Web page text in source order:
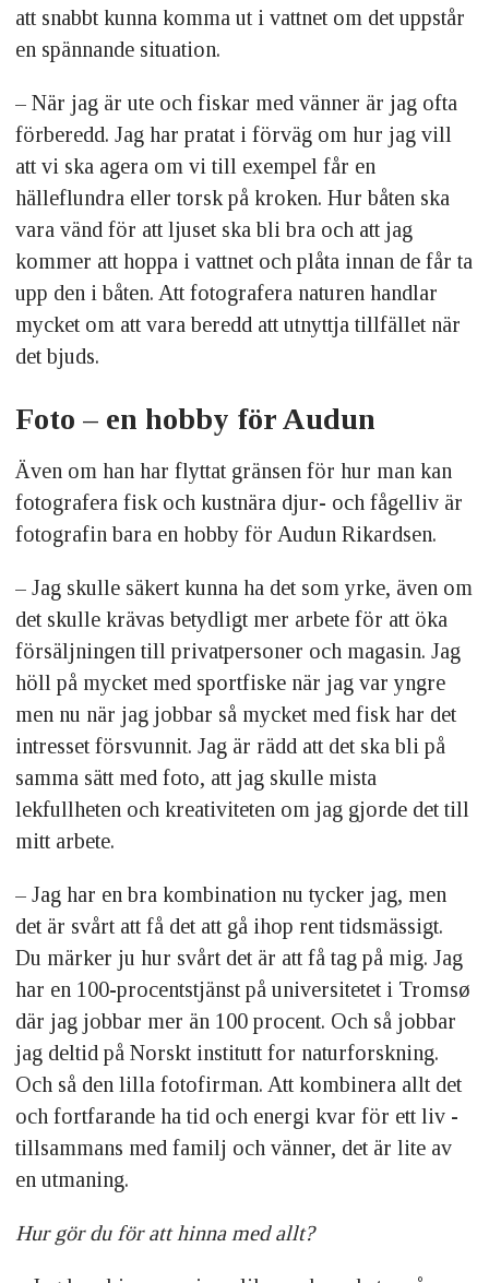
att snabbt kunna komma ut i vattnet om det uppstår
en spännande situation.
– När jag är ute och fiskar med vänner är jag ofta
förberedd. Jag har pratat i förväg om hur jag vill
att vi ska agera om vi till exempel får en
hälleflundra eller torsk på kroken. Hur båten ska
vara vänd för att ljuset ska bli bra och att jag
kommer att hoppa i vattnet och plåta innan de får ta
upp den i båten. Att fotografera naturen handlar
mycket om att vara beredd att utnyttja tillfället när
det bjuds.
Foto – en hobby för Audun
Även om han har flyttat gränsen för hur man kan
fotografera fisk och kustnära djur- och fågelliv är
fotografin bara en hobby för Audun Rikardsen.
– Jag skulle säkert kunna ha det som yrke, även om
det skulle krävas betydligt mer arbete för att öka
försäljningen till privatpersoner och magasin. Jag
höll på mycket med sportfiske när jag var yngre
men nu när jag jobbar så mycket med fisk har det
intresset försvunnit. Jag är rädd att det ska bli på
samma sätt med foto, att jag skulle mista
lekfullheten och kreativiteten om jag gjorde det till
mitt arbete.
– Jag har en bra kombination nu tycker jag, men
det är svårt att få det att gå ihop rent tidsmässigt.
Du märker ju hur svårt det är att få tag på mig. Jag
har en 100-procentstjänst på universitetet i Tromsø
där jag jobbar mer än 100 procent. Och så jobbar
jag deltid på Norskt institutt for naturforskning.
Och så den lilla fotofirman. Att kom­binera allt det
och fortfarande ha tid och energi kvar för ett liv ­
tillsammans med familj och vänner, det är lite av
en utmaning.
Hur gör du för att hinna med allt?